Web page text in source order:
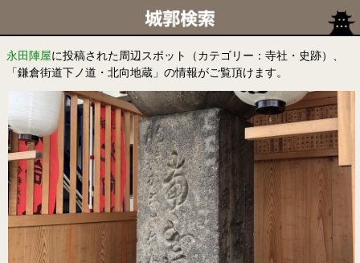
永田陣屋に投稿された周辺スポット（カテゴリー：寺社・史跡）、
「鎌倉街道下ノ道・北向地蔵」の情報がご覧頂けます。